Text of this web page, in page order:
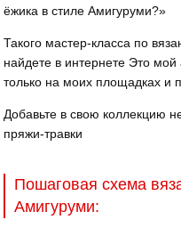
ёжика в стиле Амигуруми?»
Такого мастер-класса по
найдете в интернете Это
только на моих площадках и
Добавьте в свою коллекцию
пряжи-травки
Пошаговая схема
Амигуруми: